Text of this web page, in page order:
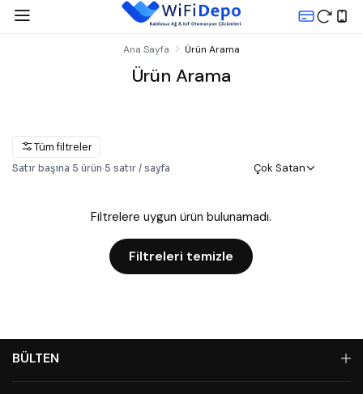
Ana Sayfa Ürün Arama
Ürün Arama
Tüm filtreler
Satır başına 5 ürün·5 satır / sayfa Çok Satan
Filtrelere uygun ürün bulunamadı.
Filtreleri temizle
BÜLTEN